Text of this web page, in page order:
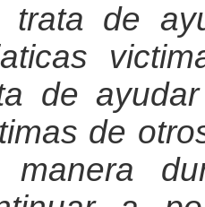
trata de
de
de
manera